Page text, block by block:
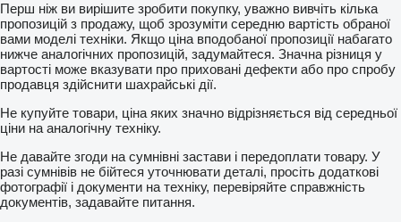
Перш ніж ви вирішите зробити покупку, уважно вивчіть кілька
пропозицій з продажу, щоб зрозуміти середню вартість обраної
вами моделі техніки. Якщо ціна вподобаної пропозиції набагато
нижче аналогічних пропозицій, задумайтеся. Значна різниця у
вартості може вказувати про приховані дефекти або про спробу
продавця здійснити шахрайські дії.
Не купуйте товари, ціна яких значно відрізняється від середньої
ціни на аналогічну техніку.
Не давайте згоди на сумнівні застави і передоплати товару. У
разі сумнівів не бійтеся уточнювати деталі, просіть додаткові
фотографії і документи на техніку, перевіряйте справжність
документів, задавайте питання.